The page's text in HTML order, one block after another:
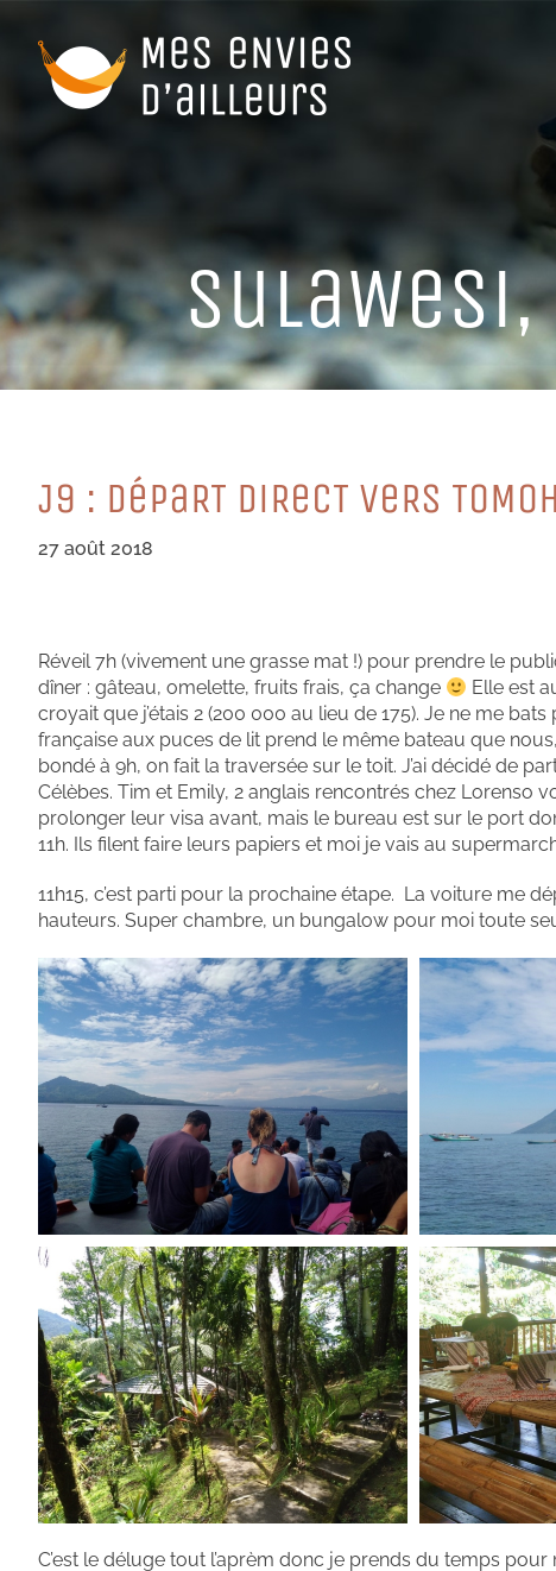
contenu
J9 : DéPaRT DiReCT VeRS
27 août 2018
Réveil 7h (vivement une grasse mat !) pour prendre le
dîner : gâteau, omelette, fruits frais, ça change
Elle est
croyait que j’étais 2 (200 000 au lieu de 175). Je ne me
française aux puces de lit prend le même bateau que
bondé à 9h, on fait la traversée sur le toit. J’ai décidé de
Célèbes. Tim et Emily, 2 anglais rencontrés chez Lorenso
prolonger leur visa avant, mais le bureau est sur le port
11h. Ils filent faire leurs papiers et moi je vais au
11h15, c’est parti pour la prochaine étape. La voiture me
hauteurs. Super chambre, un bungalow pour moi toute
C’est le déluge tout l’aprèm donc je prends du temps